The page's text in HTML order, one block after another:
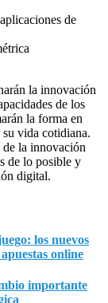
de
la innovación
de los
la forma en
vida cotidiana.
de la innovación
de lo posible y
digital.
los nuevos
online
importante